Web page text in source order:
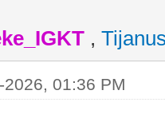
,
2026, 01:36 PM